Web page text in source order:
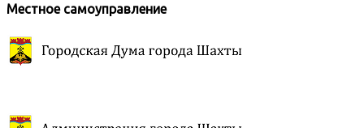
Местное самоуправление